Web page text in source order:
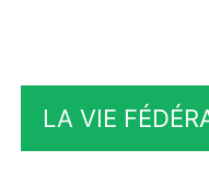
LA VIE